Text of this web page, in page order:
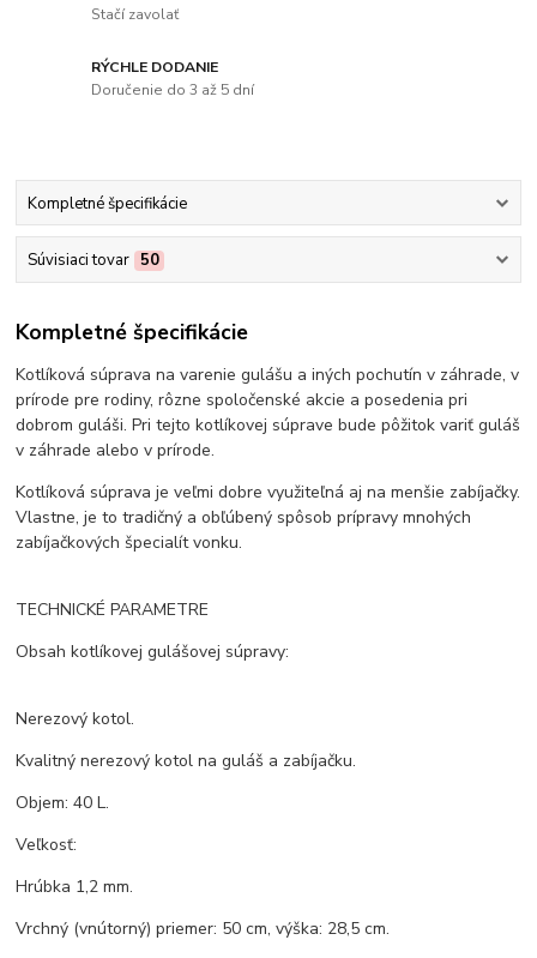
Stačí zavolať
RÝCHLE DODANIE
Doručenie do 3 až 5 dní
Kompletné špecifikácie
Súvisiaci tovar 50
Kompletné špecifikácie
Kotlíková súprava na varenie gulášu a iných pochutín v záhrade, v
prírode pre rodiny, rôzne spoločenské akcie a posedenia pri
dobrom guláši. Pri tejto kotlíkovej súprave bude pôžitok variť guláš
v záhrade alebo v prírode.
Kotlíková súprava je veľmi dobre využiteľná aj na menšie zabíjačky.
Vlastne, je to tradičný a obľúbený spôsob prípravy mnohých
zabíjačkových špecialít vonku.
TECHNICKÉ PARAMETRE
Obsah kotlíkovej gulášovej súpravy:
Nerezový kotol.
Kvalitný nerezový kotol na guláš a zabíjačku.
Objem: 40 L.
Veľkosť:
Hrúbka 1,2 mm.
Vrchný (vnútorný) priemer: 50 cm, výška: 28,5 cm.